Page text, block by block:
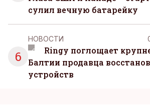
сулил вечную батарейку
6
НОВОСТИ
Ringy поглощает
Балтии продавца
устройств